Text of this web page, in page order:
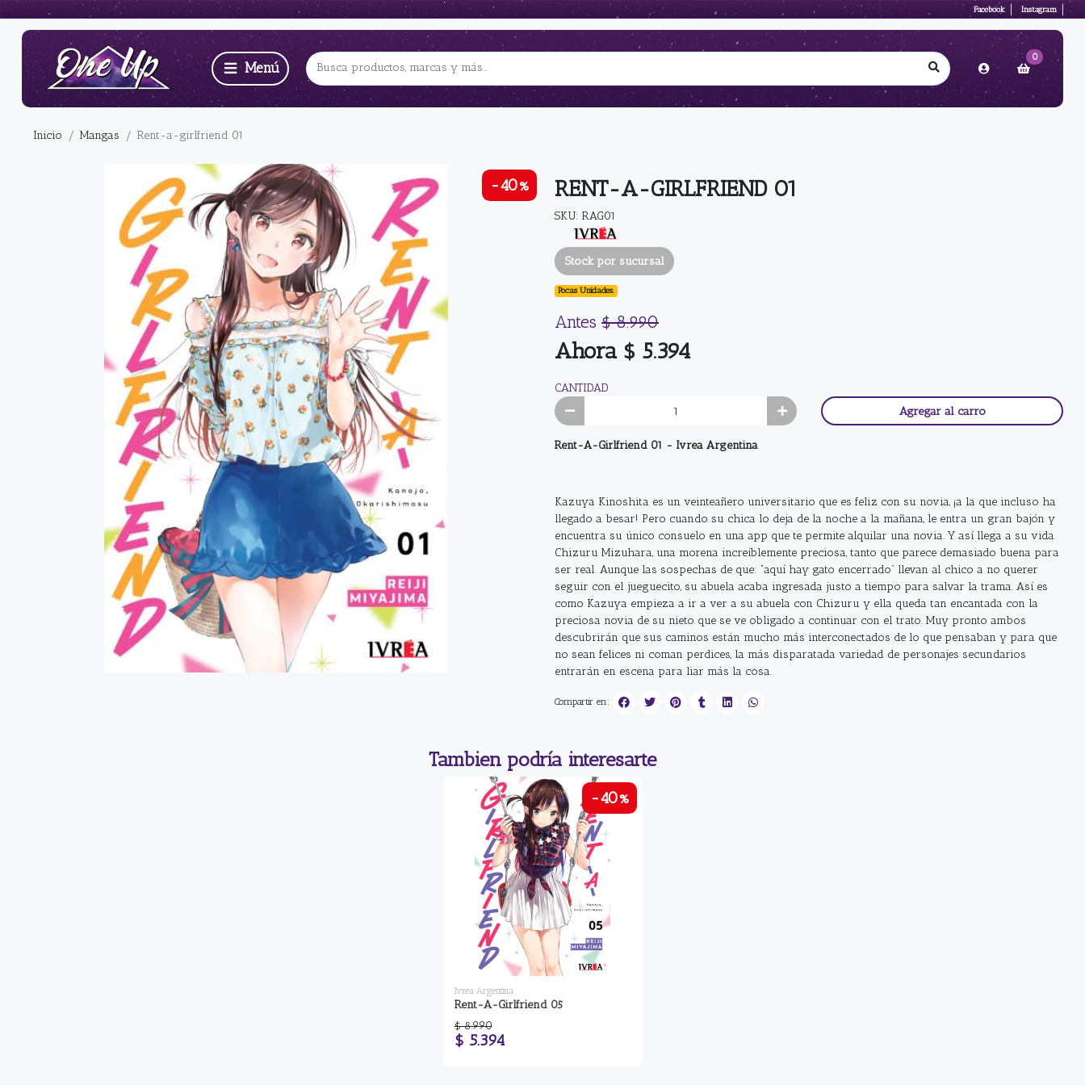
Facebook Instagram
0
Inicio Mangas Rent-a-girlfriend 01
-40% RENT-A-GIRLFRIEND 01
SKU: RAG01
Stock por sucursal
Pocas Unidades.
Antes $ 8.990
Ahora $ 5.394
CANTIDAD
Agregar al carro
Rent-A-Girlfriend 01 - Ivrea Argentina
Kazuya Kinoshita es un veinteañero universitario que es feliz con su novia, ¡a la que incluso ha
llegado a besar! Pero cuando su chica lo deja de la noche a la mañana, le entra un gran bajón y
encuentra su único consuelo en una app que te permite alquilar una novia. Y así llega a su vida
Chizuru Mizuhara, una morena increíblemente preciosa, tanto que parece demasiado buena para
ser real. Aunque las sospechas de que: “aquí hay gato encerrado” llevan al chico a no querer
seguir con el jueguecito, su abuela acaba ingresada justo a tiempo para salvar la trama. Así es
como Kazuya empieza a ir a ver a su abuela con Chizuru y ella queda tan encantada con la
preciosa novia de su nieto que se ve obligado a continuar con el trato. Muy pronto ambos
descubrirán que sus caminos están mucho más interconectados de lo que pensaban y para que
no sean felices ni coman perdices, la más disparatada variedad de personajes secundarios
entrarán en escena para liar más la cosa.
Compartir en:
Tambien podría interesarte
-40%
Ivrea Argentina
Rent-A-Girlfriend 05
$ 8.990
$ 5.394